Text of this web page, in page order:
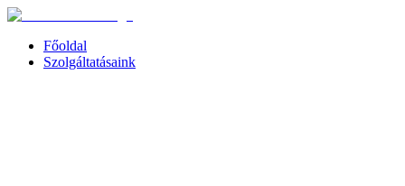
Főoldal
Szolgáltatásaink